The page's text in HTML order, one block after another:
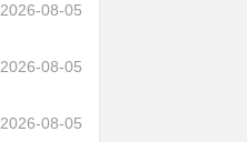
2026-08-05
2026-08-05
2026-08-05